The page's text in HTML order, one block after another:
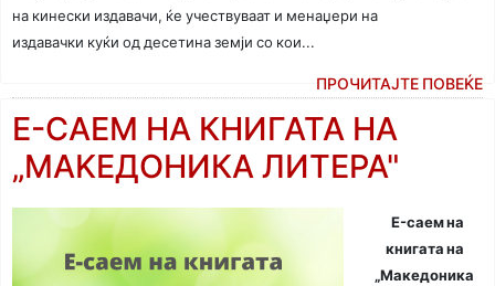
на кинески издавачи, ќе учествуваат и менаџери на
издавачки куќи од десетина земји со кои...
ПРОЧИТАЈТЕ ПОВЕЌЕ
E-САЕМ НА КНИГАТА НА
„MAKEДОНИКА ЛИТЕРА"
E-саем на
книгата на
„Maкедоника